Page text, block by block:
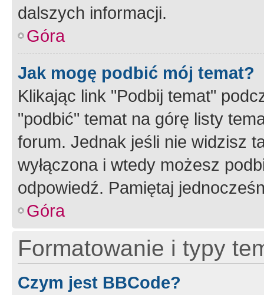
dalszych informacji.
Góra
Jak mogę podbić mój temat?
Klikając link "Podbij temat"
"podbić" temat na górę listy
forum. Jednak jeśli nie widzisz
wyłączona i wtedy możesz
odpowiedź. Pamiętaj
Góra
Formatowanie i typy
Czym jest BBCode?